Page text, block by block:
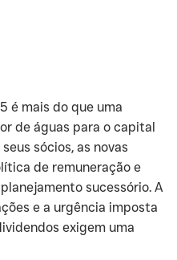
é mais do que uma
de águas para o capital
sócios, as novas
de remuneração e
sucessório. A
e a urgência imposta
exigem uma